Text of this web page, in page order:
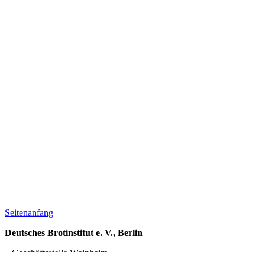
Seitenanfang
Deutsches Brotinstitut e. V., Berlin
– Geschäftsstelle Weinheim –